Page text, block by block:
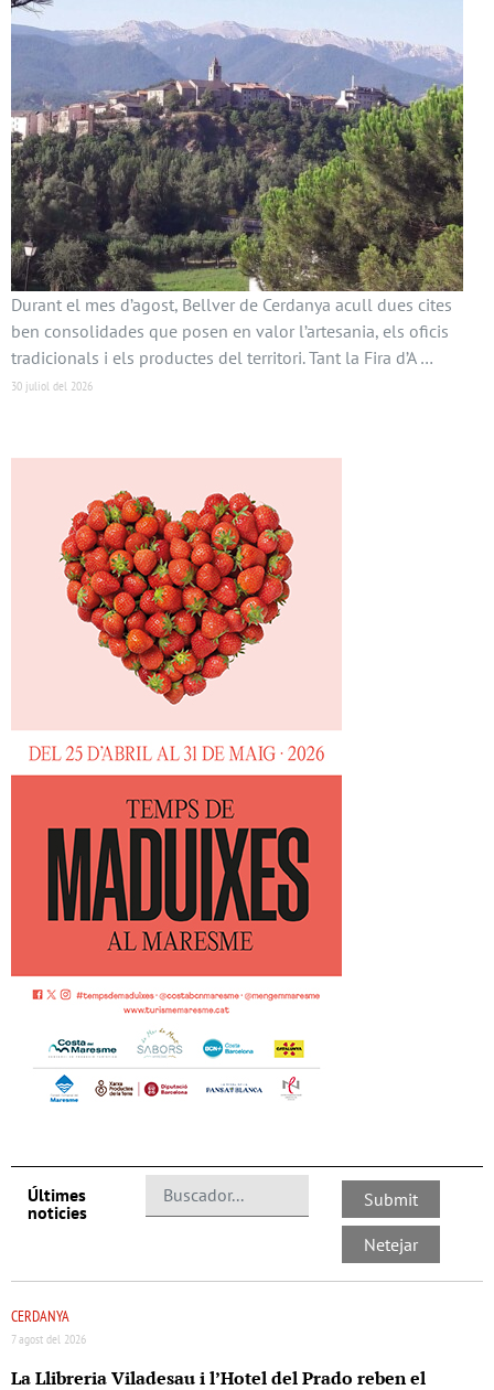
Durant el mes d’agost, Bellver de Cerdanya acull dues cites
ben consolidades que posen en valor l’artesania, els oficis
tradicionals i els productes del territori. Tant la Fira d’A …
30 juliol del 2026
Últimes
noticies
CERDANYA
7 agost del 2026
La Llibreria Viladesau i l’Hotel del Prado reben el